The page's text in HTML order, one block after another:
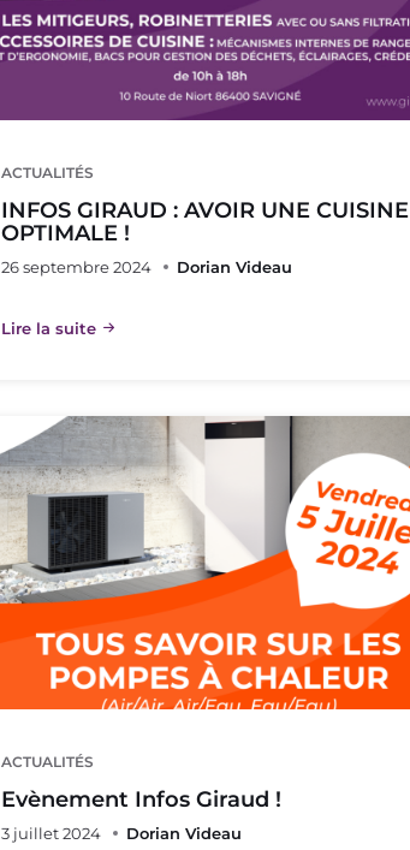
ACTUALITÉS
INFOS GIRAUD : AVOIR UNE CUISINE
OPTIMALE !
26 septembre 2024 Dorian Videau
Lire la suite
ACTUALITÉS
Evènement Infos Giraud !
3 juillet 2024 Dorian Videau